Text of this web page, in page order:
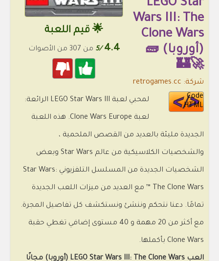
🌟 قيم اللعبة
4.4
/5 من 307 من الأصوات
LEGO Star
Wars III: The
Clone Wars
(أوروبا) 🧱
🚀🏰
شركة: retrogames.cc
Code
HTML
لمحبي لعبة LEGO Star Wars III الرائعة:
لعبة Clone Wars Europe. هذه اللعبة
الجديدة مليئة بالعديد من القصص الملحمية ،
والشخصيات الكلاسيكية من عالم Star Wars وبعض
الشخصيات الجديدة من المسلسل التلفزيوني Star Wars:
The Clone Wars ™ مع العديد من ميزات اللعب الجديدة
تمامًا. دعنا نتحكم وننشئ ونستكشف كل تفاصيل المجرة.
مع أكثر من 20 مهمة و 40 مستوى إضافي تغطي حقبة
Clone Wars بأكملها.
العب LEGO Star Wars III: The Clone Wars (أوروبا) مجانًا